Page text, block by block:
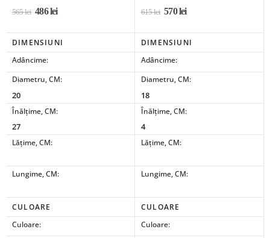
565lei 486lei 615lei 570lei
DIMENSIUNI
DIMENSIUNI
Adâncime:
Adâncime:
Diametru, CM:
20
Diametru, CM:
18
Înălțime, CM:
27
Înălțime, CM:
4
Lățime, CM: Lățime, CM:
Lungime, CM: Lungime, CM:
CULOARE
CULOARE
Culoare:
Culoare: